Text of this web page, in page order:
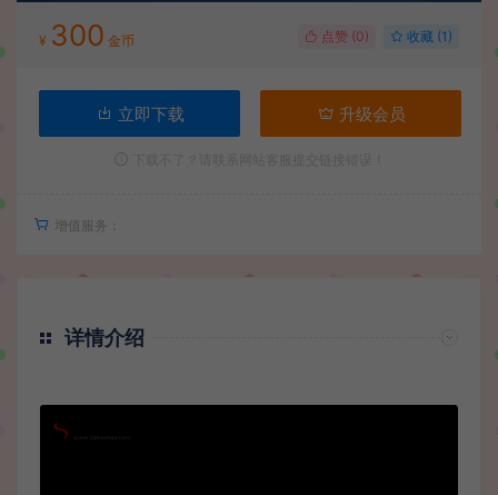
¥ 300 金币 点赞 (0) 收藏 (1)
立即下载 升级会员
增值服务：
详情介绍